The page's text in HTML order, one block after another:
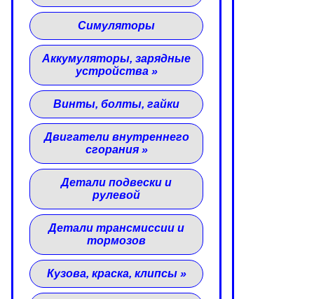
Симуляторы
Аккумуляторы, зарядные
устройства»
Винты, болты, гайки
Двигатели внутреннего
сгорания»
Детали подвески и
рулевой
Детали трансмиссии и
тормозов
Кузова, краска, клипсы»